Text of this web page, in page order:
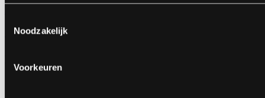
Noodzakelijk
Voorkeuren
10 Blinkies + 20 Crackers
€ 3,49